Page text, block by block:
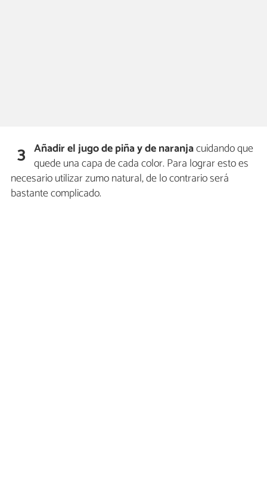
3 Añadir el jugo de piña y de naranjacuidando que
quede una capa de cada color. Para lograr esto es
necesario utilizar zumo natural, de lo contrario será
bastante complicado.